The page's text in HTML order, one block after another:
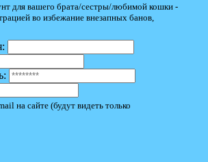
для вашего брата/сестры/любимой кошки -
во избежание внезапных банов,
на сайте (будут видеть только